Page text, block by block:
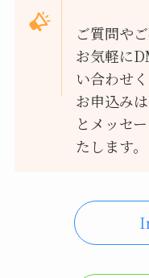
ご質問や
お気軽に
い合わせく
お申込み
とメッセ
たします。